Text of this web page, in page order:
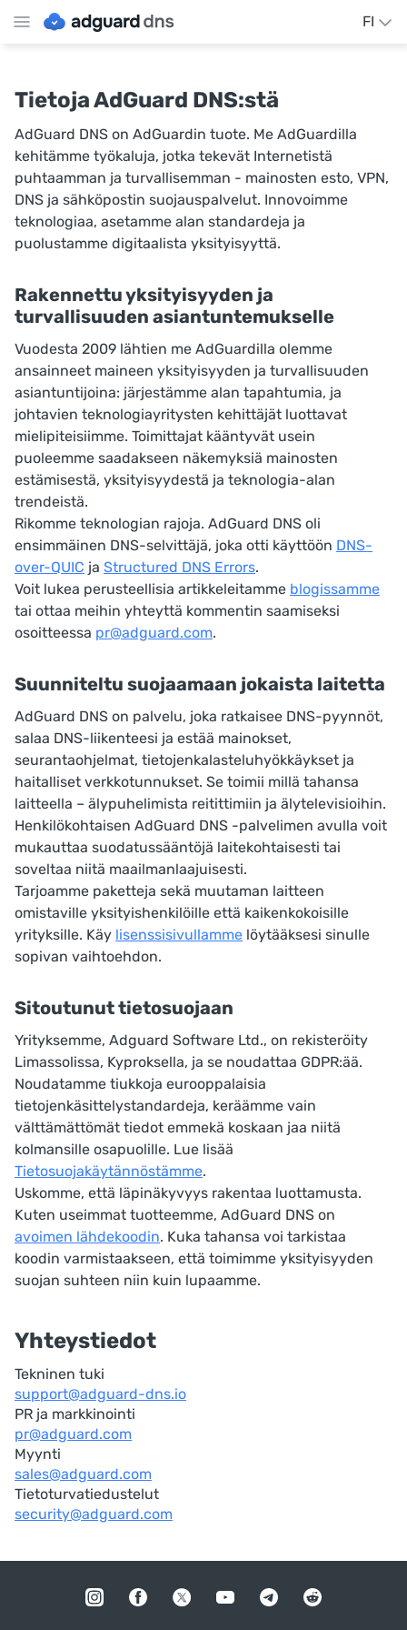
FI
Tietoja AdGuard DNS:stä
AdGuard DNS on AdGuardin tuote. Me AdGuardilla
kehitämme työkaluja, jotka tekevät Internetistä
puhtaamman ja turvallisemman - mainosten esto, VPN,
DNS ja sähköpostin suojauspalvelut. Innovoimme
teknologiaa, asetamme alan standardeja ja
puolustamme digitaalista yksityisyyttä.
Rakennettu yksityisyyden ja
turvallisuuden asiantuntemukselle
Vuodesta 2009 lähtien me AdGuardilla olemme
ansainneet maineen yksityisyyden ja turvallisuuden
asiantuntijoina: järjestämme alan tapahtumia, ja
johtavien teknologiayritysten kehittäjät luottavat
mielipiteisiimme. Toimittajat kääntyvät usein
puoleemme saadakseen näkemyksiä mainosten
estämisestä, yksityisyydestä ja teknologia-alan
trendeistä.
Rikomme teknologian rajoja. AdGuard DNS oli
ensimmäinen DNS-selvittäjä, joka otti käyttöön DNS-
over-QUIC ja Structured DNS Errors.
Voit lukea perusteellisia artikkeleitamme blogissamme
tai ottaa meihin yhteyttä kommentin saamiseksi
osoitteessa pr@adguard.com.
Suunniteltu suojaamaan jokaista laitetta
AdGuard DNS on palvelu, joka ratkaisee DNS-pyynnöt,
salaa DNS-liikenteesi ja estää mainokset,
seurantaohjelmat, tietojenkalasteluhyökkäykset ja
haitalliset verkkotunnukset. Se toimii millä tahansa
laitteella – älypuhelimista reitittimiin ja älytelevisioihin.
Henkilökohtaisen AdGuard DNS -palvelimen avulla voit
mukauttaa suodatussääntöjä laitekohtaisesti tai
soveltaa niitä maailmanlaajuisesti.
Tarjoamme paketteja sekä muutaman laitteen
omistaville yksityishenkilöille että kaikenkokoisille
yrityksille. Käy lisenssisivullamme löytääksesi sinulle
sopivan vaihtoehdon.
Sitoutunut tietosuojaan
Yrityksemme, Adguard Software Ltd., on rekisteröity
Limassolissa, Kyproksella, ja se noudattaa GDPR:ää.
Noudatamme tiukkoja eurooppalaisia
tietojenkäsittelystandardeja, keräämme vain
välttämättömät tiedot emmekä koskaan jaa niitä
kolmansille osapuolille. Lue lisää
Tietosuojakäytännöstämme.
Uskomme, että läpinäkyvyys rakentaa luottamusta.
Kuten useimmat tuotteemme, AdGuard DNS on
avoimen lähdekoodin. Kuka tahansa voi tarkistaa
koodin varmistaakseen, että toimimme yksityisyyden
suojan suhteen niin kuin lupaamme.
Yhteystiedot
Tekninen tuki
support@adguard-dns.io
PR ja markkinointi
pr@adguard.com
Myynti
sales@adguard.com
Tietoturvatiedustelut
security@adguard.com